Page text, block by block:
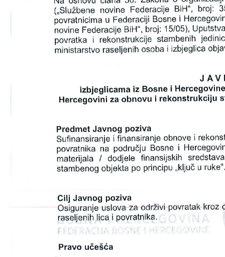
Javni pozivi
Obavještenja
Zaštita od požara
Geoistraživanja
PRIVREDA
Poljoprivreda
Sport
CIVILNA ZAŠTITA
KONTAKT